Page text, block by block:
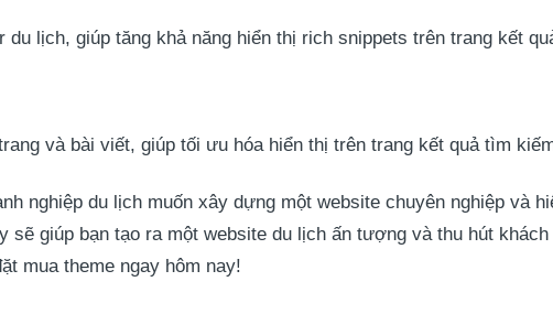
du lịch, giúp tăng khả năng hiển thị rich snippets trên trang kết
và bài viết, giúp tối ưu hóa hiển thị trên trang kết quả tìm
nghiệp du lịch muốn xây dựng một website chuyên nghiệp và
giúp bạn tạo ra một website du lịch ấn tượng và thu hút
mua theme ngay hôm nay!